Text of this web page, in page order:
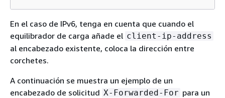
En el caso de IPv6, tenga en cuenta que cuando el
equilibrador de carga añade el client-ip-address
al encabezado existente, coloca la dirección entre
corchetes.
A continuación se muestra un ejemplo de un
encabezado de solicitud X-Forwarded-For para un